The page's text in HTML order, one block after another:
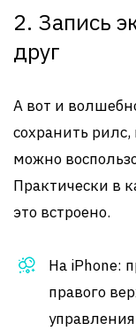
2. Запись
друг
А вот и
сохранить
можно
Практически в
это встроено.
На iPhone:
правого